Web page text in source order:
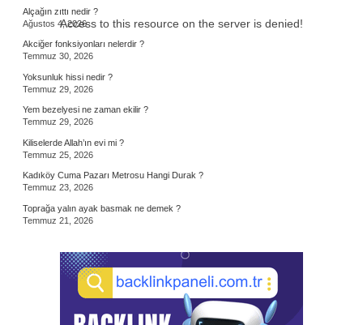
Alçağın zıttı nedir ?
Ağustos 4, 2026
Akciğer fonksiyonları nelerdir ?
Temmuz 30, 2026
Yoksunluk hissi nedir ?
Temmuz 29, 2026
Yem bezelyesi ne zaman ekilir ?
Temmuz 29, 2026
Kiliselerde Allah’ın evi mi ?
Temmuz 25, 2026
Kadıköy Cuma Pazarı Metrosu Hangi Durak ?
Temmuz 23, 2026
Toprağa yalın ayak basmak ne demek ?
Temmuz 21, 2026
Access to this resource on the server is denied!